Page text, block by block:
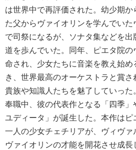
は世界中で再評価された。幼少期か
た父からヴァイオリンを学んでい
で司祭になるが、ソナタ集などを
道を歩んでいた。同年、ピエタ院
命され、少女たちに音楽を教え始
き、世界最高のオーケストラと賞
貴族や知識人たちを魅了していっ
奉職中、彼の代表作となる「四季
ユディータ」が誕生した。本作はピ
一人の少女チェチリアが、ヴィヴァ
ヴァイオリンの才能を開花させ成